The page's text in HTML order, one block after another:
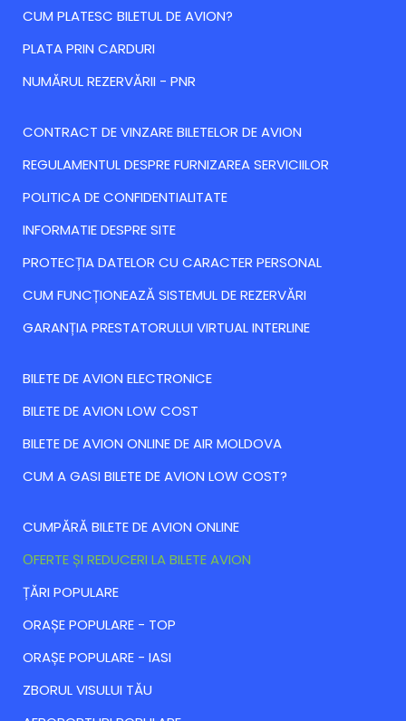
CUM PLATESC BILETUL DE AVION?
PLATA PRIN CARDURI
NUMĂRUL REZERVĂRII - PNR
CONTRACT DE VINZARE BILETELOR DE AVION
REGULAMENTUL DESPRE FURNIZAREA SERVICIILOR
POLITICA DE CONFIDENTIALITATE
INFORMATIE DESPRE SITE
PROTECȚIA DATELOR CU CARACTER PERSONAL
CUM FUNCȚIONEAZĂ SISTEMUL DE REZERVĂRI
GARANȚIA PRESTATORULUI VIRTUAL INTERLINE
BILETE DE AVION ELECTRONICE
BILETE DE AVION LOW COST
BILETE DE AVION ONLINE DE AIR MOLDOVA
CUM A GASI BILETE DE AVION LOW COST?
CUMPĂRĂ BILETE DE AVION ONLINE
ОFERTE ȘI REDUCERI LA BILETE AVION
ȚĂRI POPULARE
ORAȘE POPULARE - TOP
ORAȘE POPULARE - IASI
ZBORUL VISULUI TĂU